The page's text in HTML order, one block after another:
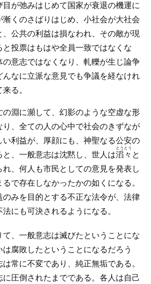
が弛みはじめて国家が衰退の機運に
漸くのさばりはじめ、小社会が大社会
、公共の利益は損なわれ、その敵が現
と投票はもはや全員一致ではなくな
の意志ではなくなり、軋轢が生じ論争
んなに立派な意見でも争議を経なけれ
る。
の淵に瀕して、幻影のような空虚な形
り、全ての人の心中で社会のきずなが
い利益が、厚顔にも、神聖なる公安の
、一般意志は沈黙し、世人は滔々
とうとう
と
れ、何人も市民としての意見を発表し
で存在しなかったかの如くになる。
のみを目的とする不正な法令が、法律
にも可決されるようになる。
て、一般意志は滅びたということにな
腐敗したということになるだろう
常に不変であり、純正無垢である。
圧倒されたまでである。各人は自己